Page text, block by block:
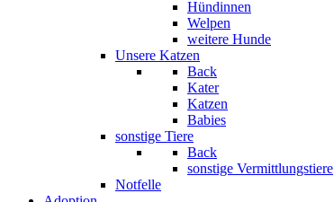
Hündinnen
Welpen
weitere Hunde
Unsere Katzen
Back
Kater
Katzen
Babies
sonstige Tiere
Back
sonstige Vermittlungstiere
Notfelle